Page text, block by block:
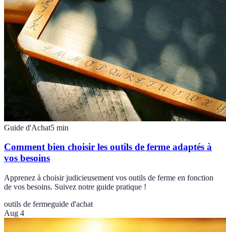
Guide d'Achat5 min
Comment bien choisir les outils de ferme adaptés à
vos besoins
Apprenez à choisir judicieusement vos outils de ferme en fonction
de vos besoins. Suivez notre guide pratique !
outils de fermeguide d'achat
Aug 4